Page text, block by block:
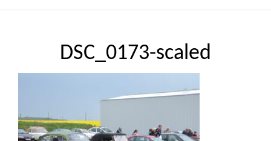
DSC_0173-scaled